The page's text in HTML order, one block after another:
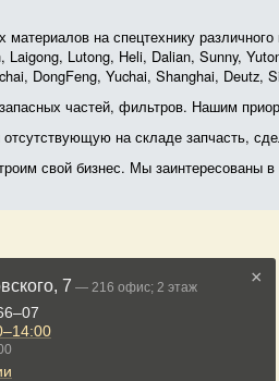
на спецтехнику
Lutong, Heli, Dalian, Sunny,
DongFeng, Yuchai, Shanghai, Deutz,
частей, фильтров. Нашим
на складе запчасть,
свой бизнес. Мы